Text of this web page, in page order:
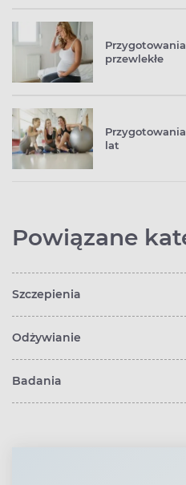
przewlekłe
lat
Powiązane
Szczepienia
Odżywianie
Badania